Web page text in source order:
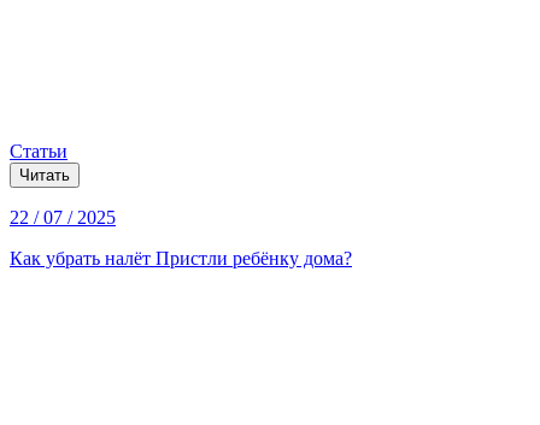
Статьи
Читать
22 / 07 / 2025
Как убрать налёт Пристли ребёнку дома?